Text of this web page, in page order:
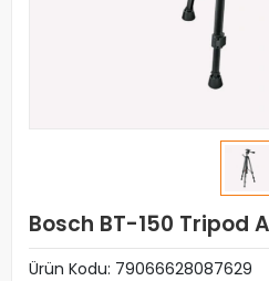
Bosch BT-150 Tripod
Ürün Kodu: 79066628087629